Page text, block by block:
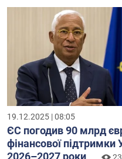
19.12.2025 | 08:05
ЄС погодив 90 млрд
фінансової підтримки
2026–2027 роки